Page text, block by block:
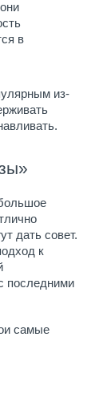
в
из-
дать совет.
к
последними
самые